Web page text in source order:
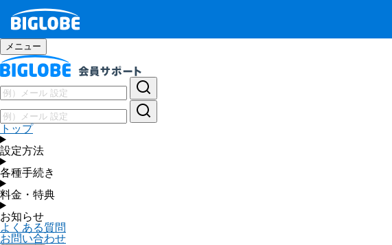
メニュー
トップ
設定方法
各種手続き
料金・特典
お知らせ
よくある質問
お問い合わせ